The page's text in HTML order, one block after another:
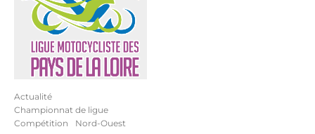
Actualité
Championnat de ligue
Compétition
Nord-Ouest